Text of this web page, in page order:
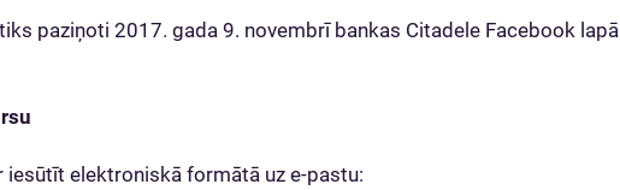
paziņoti 2017. gada 9. novembrī bankas Citadele Facebook lapā
iesūtīt elektroniskā formātā uz e-pastu: